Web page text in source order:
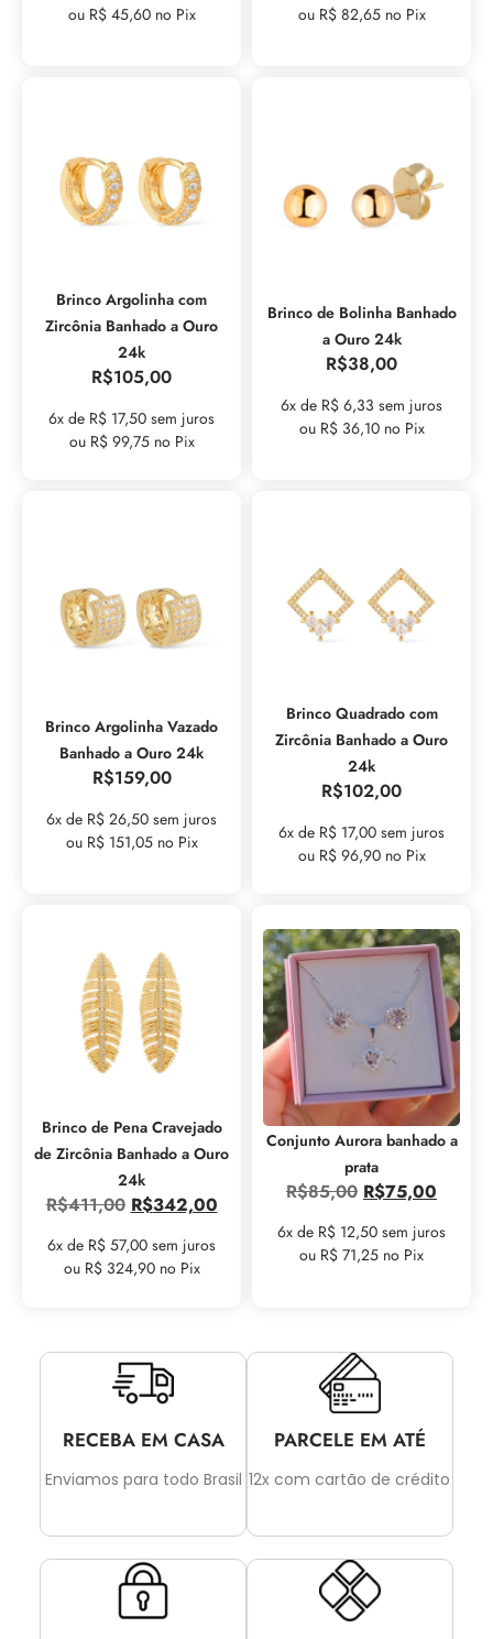
ou R$ 45,60 no Pix
ou R$ 82,65 no Pix
Brinco Argolinha com
Zircônia Banhado a Ouro
24k
R$105,00
6x de R$ 17,50 sem juros
ou R$ 99,75 no Pix
Brinco de Bolinha Banhado
a Ouro 24k
R$38,00
6x de R$ 6,33 sem juros
ou R$ 36,10 no Pix
Brinco Argolinha Vazado
Banhado a Ouro 24k
R$159,00
6x de R$ 26,50 sem juros
ou R$ 151,05 no Pix
Brinco Quadrado com
Zircônia Banhado a Ouro
24k
R$102,00
6x de R$ 17,00 sem juros
ou R$ 96,90 no Pix
Brinco de Pena Cravejado
de Zircônia Banhado a Ouro
24k
R$411,00 R$342,00
6x de R$ 57,00 sem juros
ou R$ 324,90 no Pix
Conjunto Aurora banhado a
prata
R$85,00 R$75,00
6x de R$ 12,50 sem juros
ou R$ 71,25 no Pix
RECEBA EM CASA
Enviamos para todo Brasil
PARCELE EM ATÉ
12x com cartão de crédito